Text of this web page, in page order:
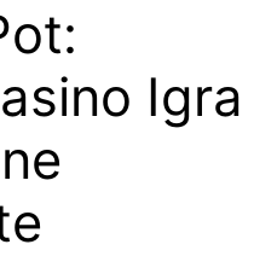
Igra